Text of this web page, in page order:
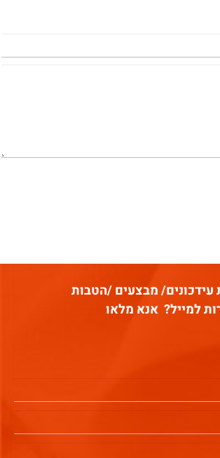
של
.
לאחר
יש לבחור רכישת יחידה או
ההרכבה היא באמצעות דבק דו
צדדי שמחובר לקופסא.
עידכונים/ מבצעים /הטבות
למייל? אנא מלאו